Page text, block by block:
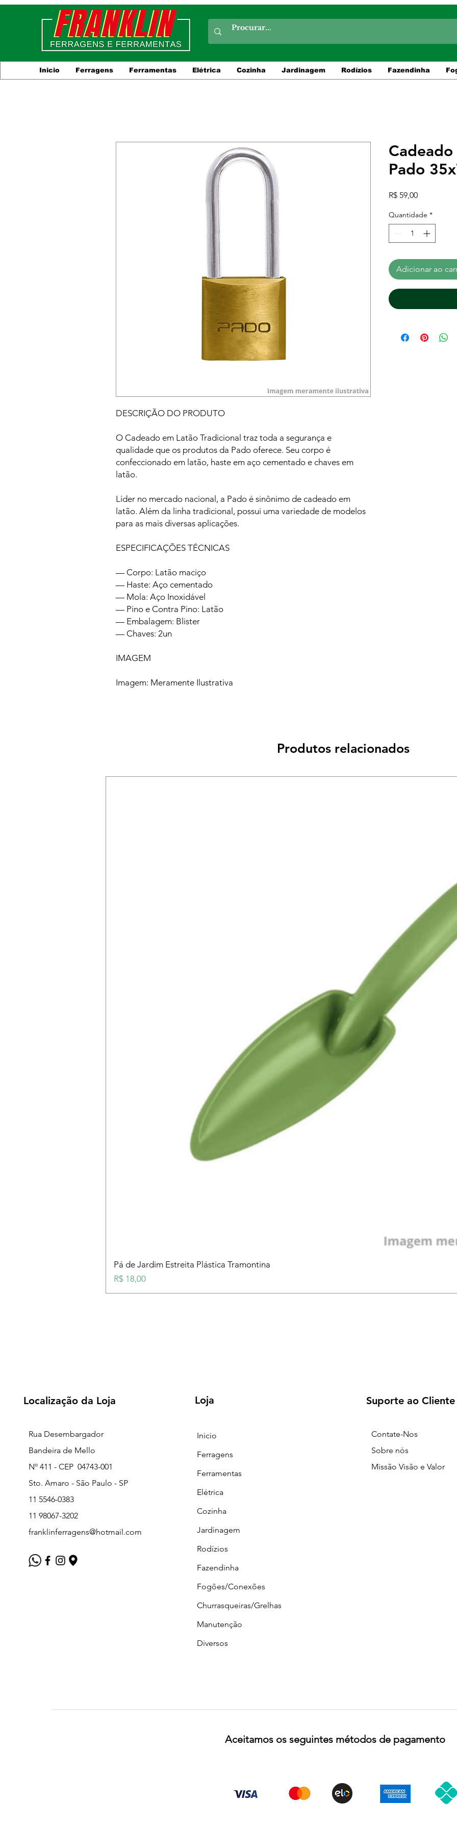
Inicio Ferragens Ferramentas Elétrica Cozinha Jardinagem Rodízios Fazendinha
DESCRIÇÃO DO PRODUTO
O Cadeado em Latão Tradicional traz toda a segurança e
qualidade que os produtos da Pado oferece. Seu corpo é
confeccionado em latão, haste em aço cementado e chaves em
latão.
Líder no mercado nacional, a Pado é sinônimo de cadeado em
latão. Além da linha tradicional, possui uma variedade de modelos
para as mais diversas aplicações.
ESPECIFICAÇÕES TÉCNICAS
— Corpo: Latão maciço
— Haste: Aço cementado
— Mola: Aço Inoxidável
— Pino e Contra Pino: Latão
— Embalagem: Blister
— Chaves: 2un
IMAGEM
Imagem: Meramente Ilustrativa
Pado
R$ 59,00Preço
Quantidade *
Adicionar ao
Produtos relacionados
Pá de Jardim Estreita Plástica Tramontina
Preço
R$ 18,00
Localização da Loja
Rua Desembargador
Bandeira de Mello
Nº 411 - CEP 04743-001
Sto. Amaro - São Paulo - SP
11 5546-0383
11 98067-3202
franklinferragens@hotmail.com
Loja
Inicio
Ferragens
Ferramentas
Elétrica
Cozinha
Jardinagem
Rodízios
Fazendinha
Fogões/Conexões
Churrasqueiras/Grelhas
Manutenção
Diversos
Suporte ao Cliente
Contate-Nos
Sobre nós
Missão Visão e Valor
Aceitamos os seguintes métodos de pagamento